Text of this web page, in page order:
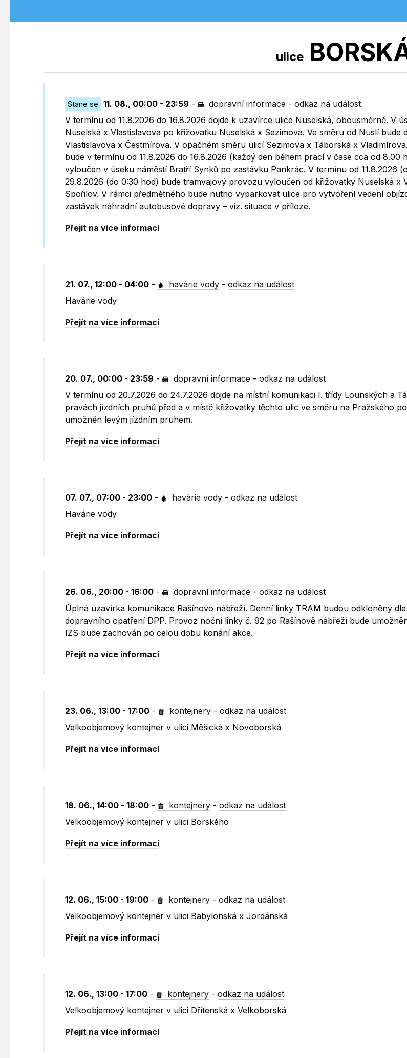
ulice
Stane se 11. 08., 00:00 - 23:59 - dopravní informace -odkaz na událost
V termínu od 11.8.2026 do 16.8.2026 dojde k uzavírce ulice Nuselská, obousměrně. V
Nuselská x Vlastislavova po křižovatku Nuselská x Sezimova. Ve směru od Nuslí bude
Vlastislavova x Čestmírova. V opačném směru ulicí Sezimova x Táborská x
bude v termínu od 11.8.2026 do 16.8.2026 (každý den během prací v čase cca od 8.00
vyloučen v úseku náměstí Bratří Synků po zastávku Pankrác. V termínu od 11.8.2026
29.8.2026 (do 0:30 hod) bude tramvajový provozu vyloučen od křižovatky Nuselská x
Spořilov. V rámci předmětného bude nutno vyparkovat ulice pro vytvoření vedení
zastávek náhradní autobusové dopravy – viz. situace v příloze.
Přejít na více informací
21. 07., 12:00 - 04:00 - havárie vody -odkaz na událost
Havárie vody
Přejít na více informací
20. 07., 00:00 - 23:59 - dopravní informace -odkaz na událost
V termínu od 20.7.2026 do 24.7.2026 dojde na místní komunikaci I. třídy Lounských a
pravách jízdních pruhů před a v místě křižovatky těchto ulic ve směru na Pražského
umožněn levým jízdním pruhem.
Přejít na více informací
07. 07., 07:00 - 23:00 - havárie vody -odkaz na událost
Havárie vody
Přejít na více informací
26. 06., 20:00 - 16:00 - dopravní informace -odkaz na událost
Úplná uzavírka komunikace Rašínovo nábřeží. Denní linky TRAM budou odkloněny
dopravního opatření DPP. Provoz noční linky č. 92 po Rašínově nábřeží bude
IZS bude zachován po celou dobu konání akce.
Přejít na více informací
23. 06., 13:00 - 17:00 - kontejnery -odkaz na událost
Velkoobjemový kontejner v ulici Měšická x Novoborská
Přejít na více informací
18. 06., 14:00 - 18:00 - kontejnery -odkaz na událost
Velkoobjemový kontejner v ulici Borského
Přejít na více informací
12. 06., 15:00 - 19:00 - kontejnery -odkaz na událost
Velkoobjemový kontejner v ulici Babylonská x Jordánská
Přejít na více informací
12. 06., 13:00 - 17:00 - kontejnery -odkaz na událost
Velkoobjemový kontejner v ulici Dřítenská x Velkoborská
Přejít na více informací